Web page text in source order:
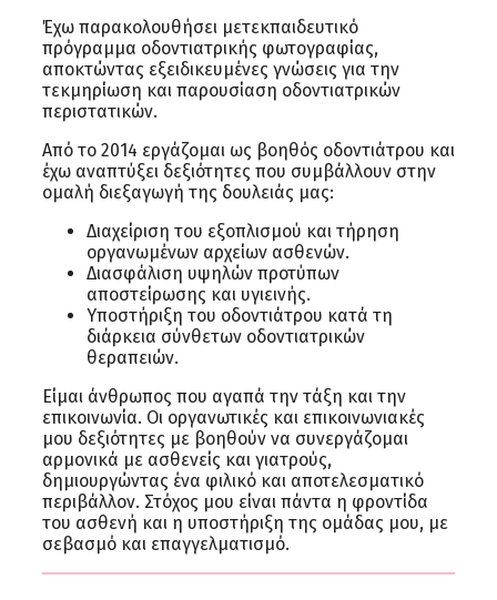
Έχω παρακολουθήσει μετεκπαιδευτικό
πρόγραμμα οδοντιατρικής φωτογραφίας,
αποκτώντας εξειδικευμένες γνώσεις για την
τεκμηρίωση και παρουσίαση οδοντιατρικών
περιστατικών.
Από το 2014 εργάζομαι ως βοηθός οδοντιάτρου και
έχω αναπτύξει δεξιότητες που συμβάλλουν στην
ομαλή διεξαγωγή της δουλειάς μας:
Διαχείριση του εξοπλισμού και τήρηση
οργανωμένων αρχείων ασθενών.
Διασφάλιση υψηλών προτύπων
αποστείρωσης και υγιεινής.
Υποστήριξη του οδοντιάτρου κατά τη
διάρκεια σύνθετων οδοντιατρικών
θεραπειών.
Είμαι άνθρωπος που αγαπά την τάξη και την
επικοινωνία. Οι οργανωτικές και επικοινωνιακές
μου δεξιότητες με βοηθούν να συνεργάζομαι
αρμονικά με ασθενείς και γιατρούς,
δημιουργώντας ένα φιλικό και αποτελεσματικό
περιβάλλον. Στόχος μου είναι πάντα η φροντίδα
του ασθενή και η υποστήριξη της ομάδας μου, με
σεβασμό και επαγγελματισμό.